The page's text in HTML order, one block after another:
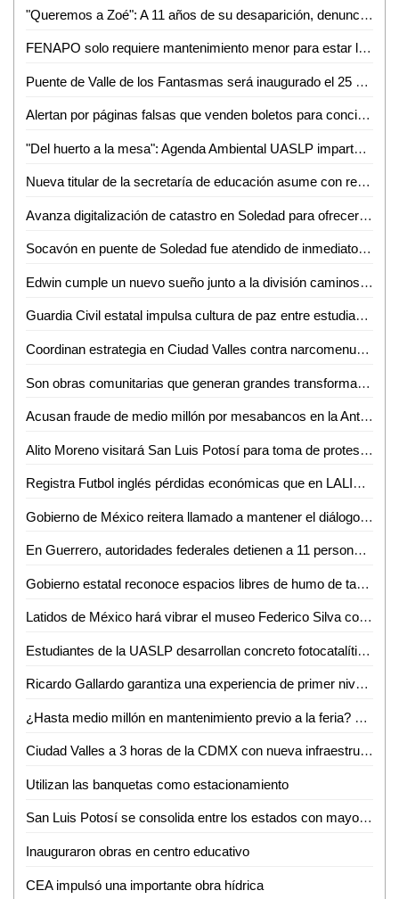
"Queremos a Zoé": A 11 años de su desaparición, denuncian omisiones y olvido en el caso
FENAPO solo requiere mantenimiento menor para estar lista en agosto: Seduvop
Puente de Valle de los Fantasmas será inaugurado el 25 de julio previo a la FENAPO 2026
Alertan por páginas falsas que venden boletos para conciertos de la FENAPO
"Del huerto a la mesa": Agenda Ambiental UASLP imparte talleres de sustentabilidad y alimentación consciente
Nueva titular de la secretaría de educación asume con responsabilidad y compromiso
Avanza digitalización de catastro en Soledad para ofrecer trámites más rápidos a la ciudadanía
Socavón en puente de Soledad fue atendido de inmediato y no representa riesgo: SEDUVOP
Edwin cumple un nuevo sueño junto a la división caminos de la Guardia Civil estatal
Guardia Civil estatal impulsa cultura de paz entre estudiantes de la huasteca
Coordinan estrategia en Ciudad Valles contra narcomenudeo y extorsión
Son obras comunitarias que generan grandes transformaciones: presidenta Claudia Sheinbaum
Acusan fraude de medio millón por mesabancos en la Antero G. González de Valles
Alito Moreno visitará San Luis Potosí para toma de protesta de estructuras del PRI
Registra Futbol inglés pérdidas económicas que en LALIGA aseguró Javier Tebas
Gobierno de México reitera llamado a mantener el diálogo con CNTE
En Guerrero, autoridades federales detienen a 11 personas vinculadas con extorsión a prestadores de servicios turísticos
Gobierno estatal reconoce espacios libres de humo de tabaco y emisiones
Latidos de México hará vibrar el museo Federico Silva con Hunac-Ceel
Estudiantes de la UASLP desarrollan concreto fotocatalítico para reducir la contaminación del aire y mejorar la calidad del agua
Ricardo Gallardo garantiza una experiencia de primer nivel en la Fenapo 2026
¿Hasta medio millón en mantenimiento previo a la feria? FENAPO 2026 alista manita de gato
Ciudad Valles a 3 horas de la CDMX con nueva infraestructura carretera: David Medina
Utilizan las banquetas como estacionamiento
San Luis Potosí se consolida entre los estados con mayor crecimiento salarial en el país
Inauguraron obras en centro educativo
CEA impulsó una importante obra hídrica